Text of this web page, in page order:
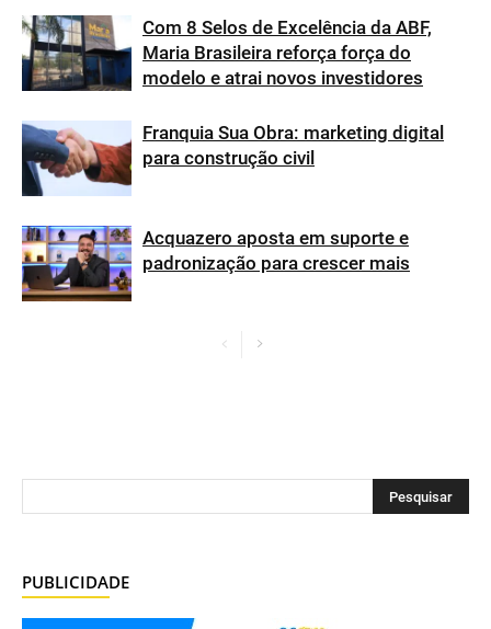
Com 8 Selos de Excelência da ABF,
Maria Brasileira reforça força do
modelo e atrai novos investidores
Franquia Sua Obra: marketing digital
para construção civil
Acquazero aposta em suporte e
padronização para crescer mais
PUBLICIDADE